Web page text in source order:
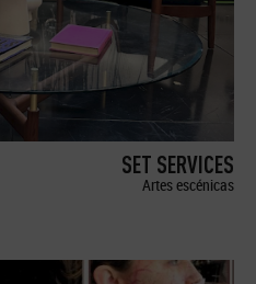
SET SERVICES
Artes escénicas